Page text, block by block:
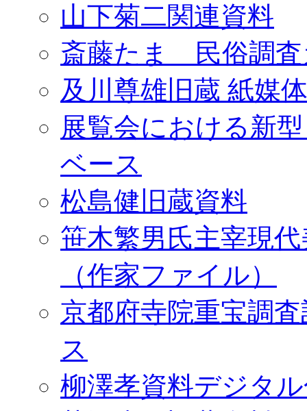
山下菊二関連資料
斎藤たま 民俗調査
及川尊雄旧蔵 紙媒
展覧会における新
ベース
松島健旧蔵資料
笹木繁男氏主宰現
（作家ファイル）
京都府寺院重宝調
ス
柳澤孝資料デジタ